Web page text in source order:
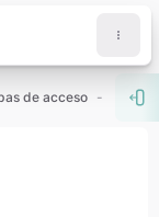
de acceso PAU -